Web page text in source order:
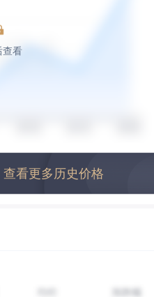
查看
看更多历史价格